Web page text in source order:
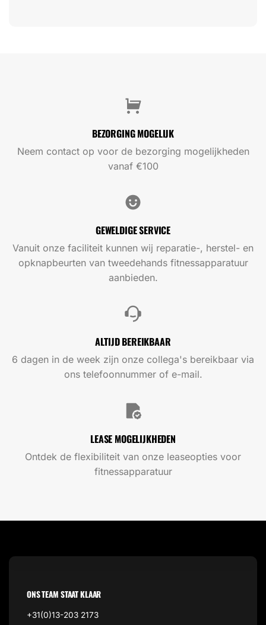
BEZORGING MOGELIJK
Neem contact op voor de bezorging mogelijkheden
vanaf €100
GEWELDIGE SERVICE
Vanuit onze faciliteit kunnen wij reparatie-, herstel- en
opknapbeurten van tweedehands fitnessapparatuur
aanbieden.
ALTIJD BEREIKBAAR
6 dagen in de week zijn onze collega's bereikbaar via
ons telefoonnummer of e-mail.
LEASE MOGELIJKHEDEN
Ontdek de flexibiliteit van onze leaseopties voor
fitnessapparatuur
ONS TEAM STAAT KLAAR
+31(0)13-203 2173